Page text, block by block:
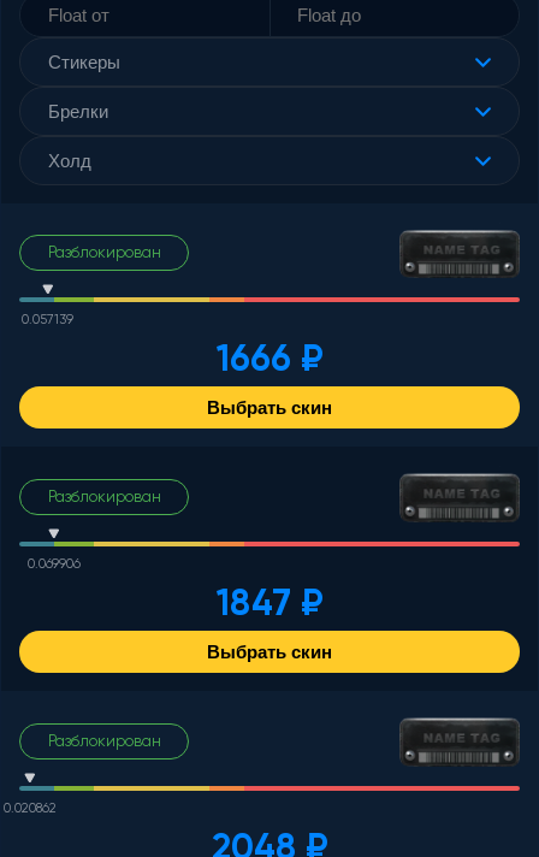
Стикеры
Брелки
Холд
0.057139
Разблокирован
1666 ₽
Выбрать скин
0.069906
Разблокирован
1847 ₽
Выбрать скин
0.020862
Разблокирован